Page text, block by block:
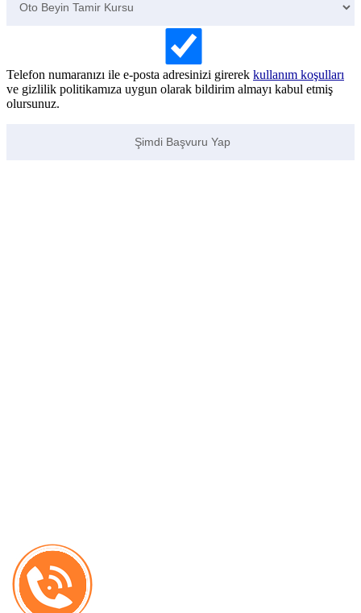
Telefon numaranızı ile e-posta adresinizi girerek kullanım koşulları
ve gizlilik politikamıza uygun olarak bildirim almayı kabul etmiş
olursunuz.